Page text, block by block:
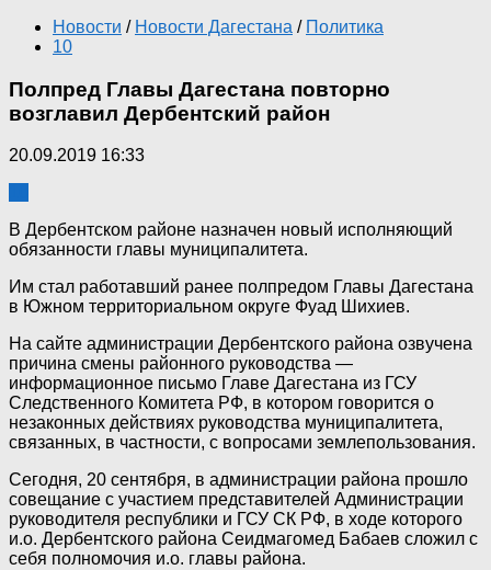
Новости / Новости Дагестана / Политика
10
Полпред Главы Дагестана повторно
возглавил Дербентский район
20.09.2019 16:33
В Дербентском районе назначен новый исполняющий
обязанности главы муниципалитета.
Им стал работавший ранее полпредом Главы Дагестана
в Южном территориальном округе Фуад Шихиев.
На сайте администрации Дербентского района озвучена
причина смены районного руководства —
информационное письмо Главе Дагестана из ГСУ
Следственного Комитета РФ, в котором говорится о
незаконных действиях руководства муниципалитета,
связанных, в частности, с вопросами землепользования.
Сегодня, 20 сентября, в администрации района прошло
совещание с участием представителей Администрации
руководителя республики и ГСУ СК РФ, в ходе которого
и.о. Дербентского района Сеидмагомед Бабаев сложил с
себя полномочия и.о. главы района.